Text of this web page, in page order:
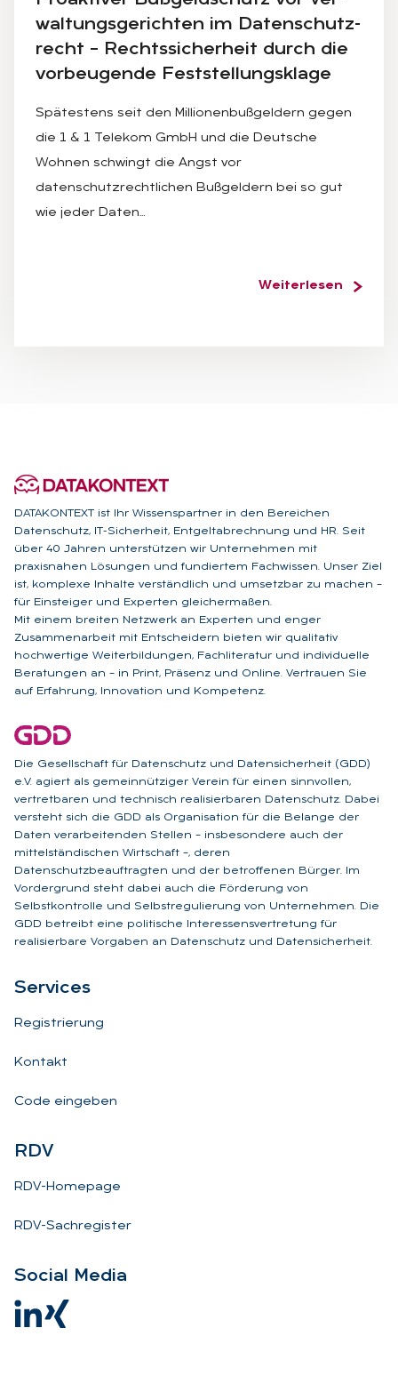
wal­tungs­ge­rich­ten im Da­ten­schutz­
recht – Rechts­si­cher­heit durch die
vor­beu­gen­de Fest­stel­lungs­kla­ge
Spätestens seit den Millionenbußgeldern gegen
die 1 & 1 Telekom GmbH und die Deutsche
Wohnen schwingt die Angst vor
datenschutzrechtlichen Bußgeldern bei so gut
wie jeder Daten…
Weiterlesen
DATAKONTEXT ist Ihr Wissenspartner in den Bereichen
Datenschutz, IT-Sicherheit, Entgeltabrechnung und HR. Seit
über 40 Jahren unterstützen wir Unternehmen mit
praxisnahen Lösungen und fundiertem Fachwissen. Unser Ziel
ist, komplexe Inhalte verständlich und umsetzbar zu machen –
für Einsteiger und Experten gleichermaßen.
Mit einem breiten Netzwerk an Experten und enger
Zusammenarbeit mit Entscheidern bieten wir qualitativ
hochwertige Weiterbildungen, Fachliteratur und individuelle
Beratungen an – in Print, Präsenz und Online. Vertrauen Sie
auf Erfahrung, Innovation und Kompetenz.
Die Gesellschaft für Datenschutz und Datensicherheit (GDD)
e.V. agiert als gemeinnütziger Verein für einen sinnvollen,
vertretbaren und technisch realisierbaren Datenschutz. Dabei
versteht sich die GDD als Organisation für die Belange der
Daten verarbeitenden Stellen – insbesondere auch der
mittelständischen Wirtschaft –, deren
Datenschutzbeauftragten und der betroffenen Bürger. Im
Vordergrund steht dabei auch die Förderung von
Selbstkontrolle und Selbstregulierung von Unternehmen. Die
GDD betreibt eine politische Interessensvertretung für
realisierbare Vorgaben an Datenschutz und Datensicherheit.
Ser­vices
Registrierung
Kontakt
Code eingeben
RDV
RDV-Homepage
RDV-Sachregister
So­ci­al Me­dia